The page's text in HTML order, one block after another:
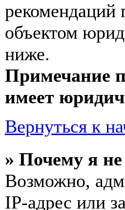
рекомендаций
объектом
ниже.
Примечание
имеет
Вернуться к
» Почему я не
Возможно,
IP-адрес или